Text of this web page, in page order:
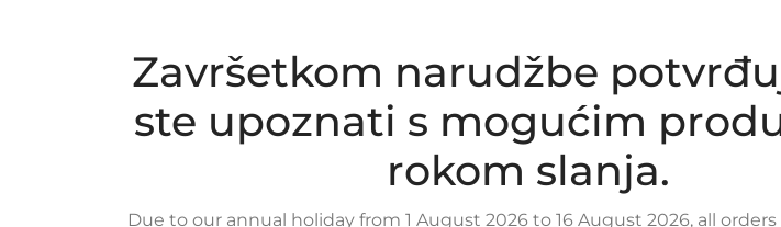
Završetkom narudžbe
ste upoznati s mogućim
rokom slanja.
Due to our annual holiday from 1 August 2026 to 16 August 2026, all
Click to enlarge